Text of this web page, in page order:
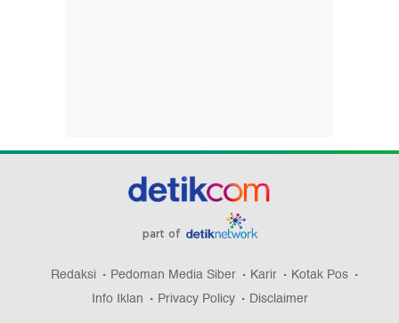
part of
Redaksi Pedoman Media Siber Karir
Kotak Pos
Info Iklan
Privacy Policy Disclaimer